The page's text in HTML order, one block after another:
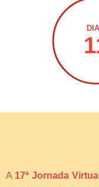
A 17ª Jornada